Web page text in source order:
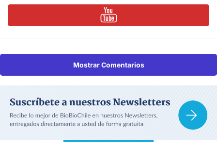
Mostrar Comentarios